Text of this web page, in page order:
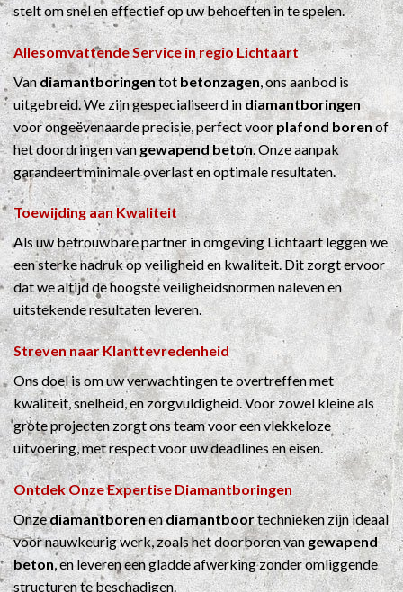
stelt om snel en effectief op uw behoeften in te spelen.
Allesomvattende Service in regio Lichtaart
Vandiamantboringentotbetonzagen, ons aanbod is
uitgebreid. We zijn gespecialiseerd indiamantboringen
voor ongeëvenaarde precisie, perfect voorplafond borenof
het doordringen vangewapend beton. Onze aanpak
garandeert minimale overlast en optimale resultaten.
Toewijding aan Kwaliteit
Als uw betrouwbare partner in omgeving Lichtaart leggen we
een sterke nadruk op veiligheid en kwaliteit. Dit zorgt ervoor
dat we altijd de hoogste veiligheidsnormen naleven en
uitstekende resultaten leveren.
Streven naar Klanttevredenheid
Ons doel is om uw verwachtingen te overtreffen met
kwaliteit, snelheid, en zorgvuldigheid. Voor zowel kleine als
grote projecten zorgt ons team voor een vlekkeloze
uitvoering, met respect voor uw deadlines en eisen.
Ontdek Onze ExpertiseDiamantboringen
Onzediamantborenendiamantboortechnieken zijn ideaal
voor nauwkeurig werk, zoals het doorboren vangewapend
beton, en leveren een gladde afwerking zonder omliggende
structuren te beschadigen.